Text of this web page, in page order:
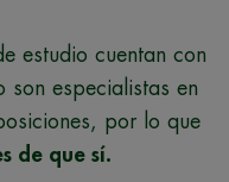
estudio cuentan con
son especialistas en
por lo que
de que sí.